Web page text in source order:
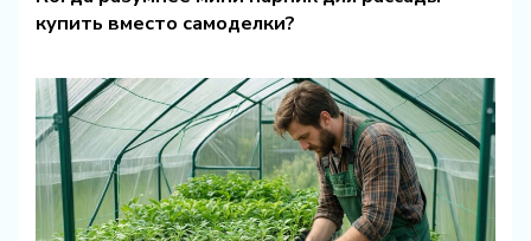
купить вместо самоделки?